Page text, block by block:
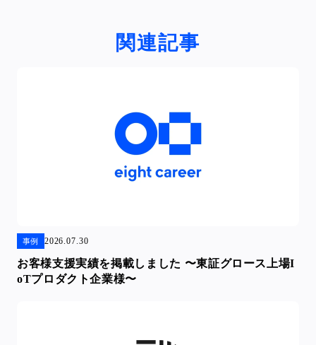
関連記事
事例 2026.07.30
お客様支援実績を掲載しました 〜東証グロース上場I
oTプロダクト企業様〜